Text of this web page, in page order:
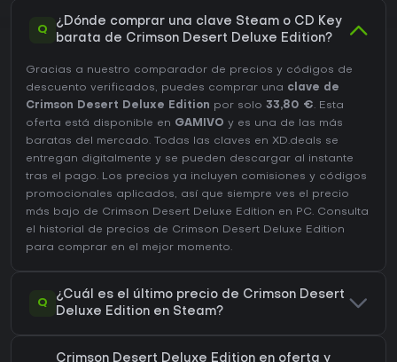
Q
¿Dónde comprar una clave Steam o CD Key
barata de Crimson Desert Deluxe Edition?
Gracias a nuestro comparador de precios y códigos de
descuento verificados, puedes comprar una clave de
Crimson Desert Deluxe Edition por solo 33,80 €. Esta
oferta está disponible en GAMIVO y es una de las más
baratas del mercado. Todas las claves en XD.deals se
entregan digitalmente y se pueden descargar al instante
tras el pago. Los precios ya incluyen comisiones y códigos
promocionales aplicados, así que siempre ves el precio
más bajo de Crimson Desert Deluxe Edition en PC. Consulta
el
historial de precios de Crimson Desert Deluxe Edition
para comprar en el mejor momento.
Q
¿Cuál es el último precio de Crimson Desert
Deluxe Edition en Steam?
Crimson Desert Deluxe Edition en oferta y